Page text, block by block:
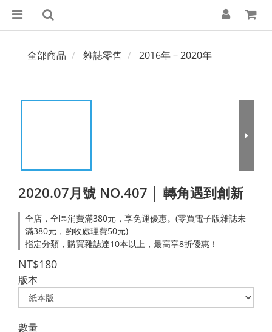
全部商品 雜誌零售 2016年－2020年
2020.07月號 NO.407 │ 轉角遇到創新
全店，全區消費滿380元，享免運優惠。(零買電子版雜誌未
滿380元，酌收處理費50元)
指定分類，購買雜誌達10本以上，最高享8折優惠！
NT$180
版本
數量